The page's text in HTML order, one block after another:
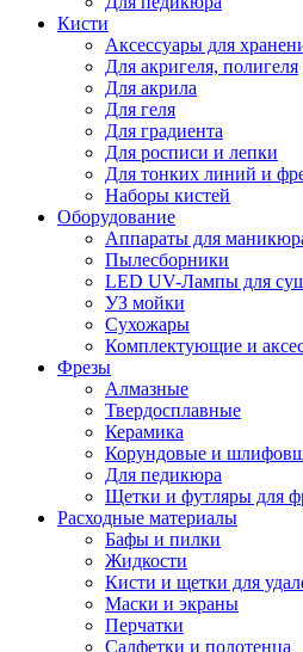
Кисти
Аксессуары для
Для акригеля, полигеля
Для акрила
Для геля
Для градиента
Для росписи и лепки
Для тонких линий и
Наборы кистей
Оборудование
Аппараты для
Пылесборники
LED UV-Лампы для
УЗ мойки
Сухожары
Комплектующие и
Фрезы
Алмазные
Твердосплавные
Керамика
Корундовые и
Для педикюра
Щетки и футляры для
Расходные материалы
Бафы и пилки
Жидкости
Кисти и щетки для
Маски и экраны
Перчатки
Салфетки и полотенца